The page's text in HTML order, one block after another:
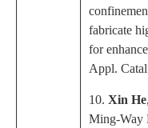
fabricate
for
Appl.
10. Xin He
Ming-Way